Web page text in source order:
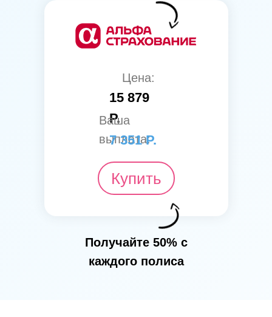
Цена:
15 879
Р.
Ваша
выплата:
7 351 Р.
Купить
Получайте 50% с
каждого полиса